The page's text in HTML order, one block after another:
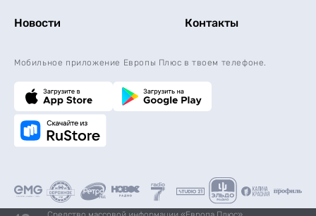
Новости Контакты
Мобильное приложение Европы Плюс в твоем телефоне.